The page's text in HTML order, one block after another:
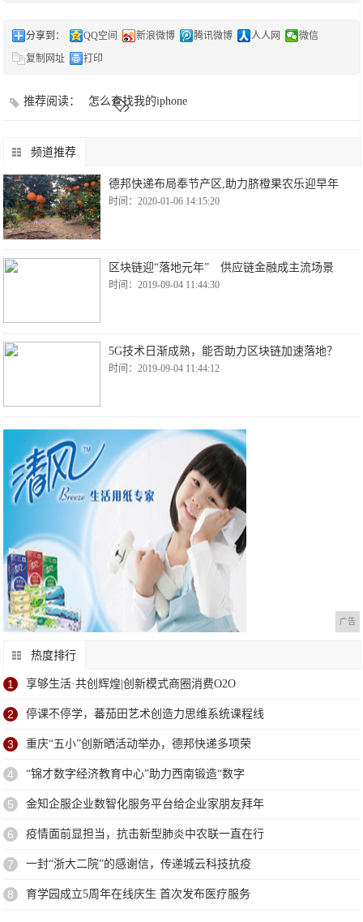
分享到： QQ空间 新浪微博 腾讯微博 人人网
微信
复制网址
打印
推荐阅读： 怎么查找我的iphone
频道推荐
德邦快递布局奉节产区,助力脐橙果农乐迎早年
时间：2020-01-06 14:15:20
区块链迎“落地元年” 供应链金融成主流场景
时间：2019-09-04 11:44:30
5G技术日渐成熟，能否助力区块链加速落地？
时间：2019-09-04 11:44:12
广告
热度排行
1 享够生活·共创辉煌|创新模式商圈消费O2O
2 停课不停学，蕃茄田艺术创造力思维系统课程线
3 重庆“五小”创新晒活动举办，德邦快递多项荣
4 “锦才数字经济教育中心”助力西南锻造“数字
5 金知企服企业数智化服务平台给企业家朋友拜年
6 疫情面前显担当，抗击新型肺炎中农联一直在行
7 一封“浙大二院”的感谢信，传递城云科技抗疫
8 育学园成立5周年在线庆生 首次发布医疗服务